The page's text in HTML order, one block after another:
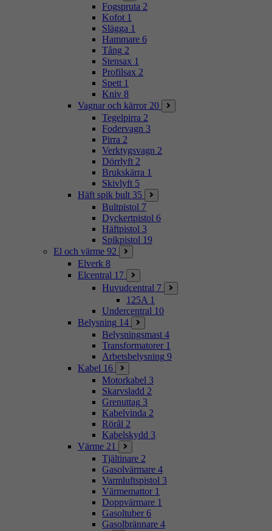
Fogspruta 2
Kofot 1
Slägga 1
Hammare 6
Tång 2
Stensax 1
Profilsax 2
Spett 1
Kniv 8
Vagnar och kärror 20
Tegelpirra 2
Fodervagn 3
Pirra 2
Verktygsvagn 2
Dörrlyft 2
Brukskärra 1
Skivlyft 5
Häft spik bult 35
Bultpistol 7
Dyckertpistol 6
Häftpistol 3
Spikpistol 19
El och värme 92
Elverk 8
Elcentral 17
Huvudcentral 7
125A 1
Undercentral 10
Belysning 14
Belysningsmast 4
Transformatorer 1
Arbetsbelysning 9
Kabel 16
Motorkabel 3
Skarvsladd 2
Grenuttag 3
Kabelvinda 2
Rörål 2
Kabelskydd 3
Värme 21
Tjältinare 2
Gasolvärmare 4
Varmluftspistol 3
Värmemattor 1
Doppvärmare 1
Gasoltuber 6
Gasolbrännare 4